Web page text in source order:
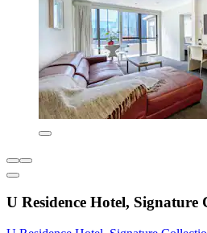
U Residence Hotel,